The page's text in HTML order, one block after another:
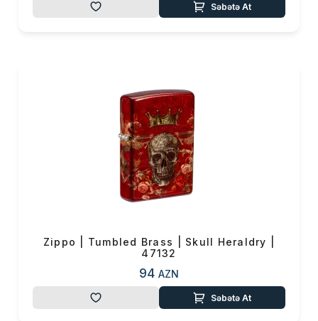
Səbətə At
Zippo | Tumbled Brass | Skull Heraldry |
47132
94 AZN
Səbətə At